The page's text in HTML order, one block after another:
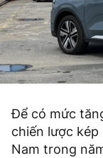
Để có mức
chiến lược
Nam trong